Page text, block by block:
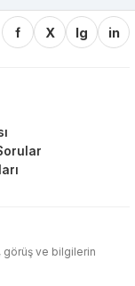
f X Ig in
görüş ve bilgilerin